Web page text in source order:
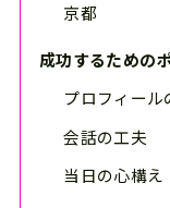
京都
成功するための
プロフィール
会話の工夫
当日の心構え